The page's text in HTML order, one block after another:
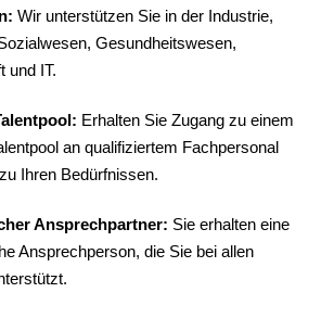
Wir unterstützen Sie in der Industrie,
Gesundheitswesen,
und IT.
Erhalten Sie Zugang zu einem
an qualifiziertem Fachpersonal
Ihren Bedürfnissen.
Ansprechpartner: Sie erhalten eine
Ansprechperson, die Sie bei allen